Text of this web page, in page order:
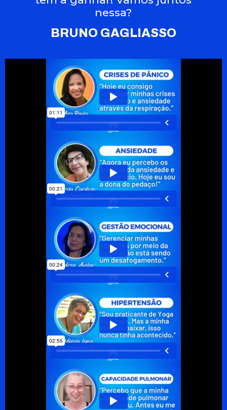
nessa?
BRUNO GAGLIASSO